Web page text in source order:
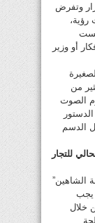
وتفرض
رؤية،
أو وزير
من
الصوت
وفقًا للمادة 81 من الدستور
الدسم
للتجار
الشاهين”
يجب
خلال